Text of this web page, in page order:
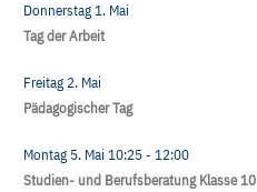
Donnerstag 1. Mai
Tag der Arbeit
Freitag 2. Mai
Pädagogischer Tag
Montag 5. Mai 10:25- 12:00
Studien- und Berufsberatung Klasse 10